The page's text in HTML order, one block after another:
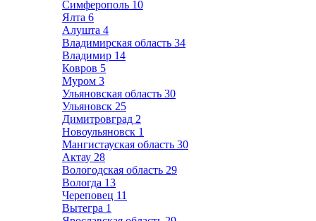
Симферополь 10
Ялта 6
Алушта 4
Владимирская область 34
Владимир 14
Ковров 5
Муром 3
Ульяновская область 30
Ульяновск 25
Димитровград 2
Новоульяновск 1
Мангистауская область 30
Актау 28
Вологодская область 29
Вологда 13
Череповец 11
Вытегра 1